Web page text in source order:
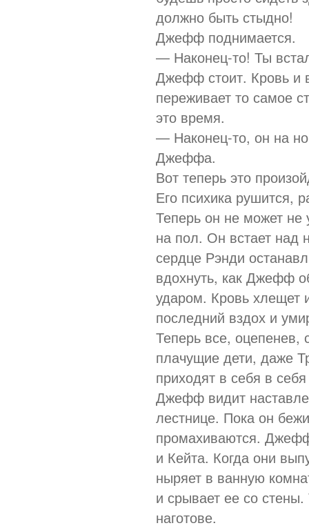
должно быть стыдно!
Джефф поднимается.
— Наконец-то! Ты
Джефф стоит. Кровь и
переживает то самое
это время.
— Наконец-то, он на
Джеффа.
Вот теперь это
Его психика рушится,
Теперь он не может не
на пол. Он встает над
сердце Рэнди
вдохнуть, как Джефф
ударом. Кровь хлещет
последний вздох и
Теперь все,
плачущие дети, даже
приходят в себя в
Джефф видит
лестнице. Пока он
промахиваются.
и Кейта. Когда они
ныряет в ванную
и срывает ее со
наготове.